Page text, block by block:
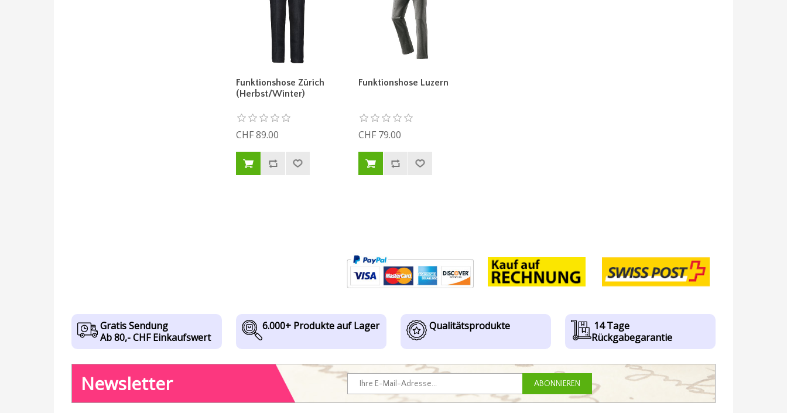
Funktionshose Zürich
(Herbst/Winter)
CHF 89.00
Funktionshose Luzern
CHF 79.00
Gratis Sendung
Ab 80,- CHF Einkaufswert
6.000+ Produkte auf Lager Qualitätsprodukte
14 Tage
Rückgabegarantie
Newsletter